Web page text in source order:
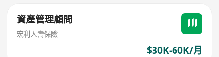
資產管理顧問
宏利人壽保險
$30K-60K/月